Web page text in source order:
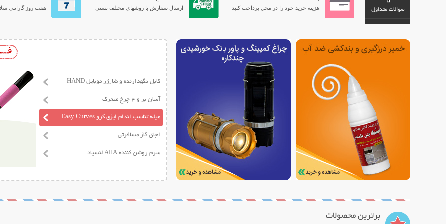
سوالات متداول
هزینه خرید خود را در محل پرداخت کنید
ارسال سفارش با روشهای مختلف پستی
هفت روز گارانتی
کابل نگهدارنده و شارژر موبایل HAND
آسان بر و 4 چرخ متحرک
میله تناسب اندام ایزی کرو Easy Curves
اجاق گاز مسافرتی
سرم روشن کننده AHA لنسیاد
برترین محصولات